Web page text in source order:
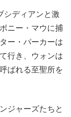
シディアンと激
ニー・マウに捕
ー・パーカーは
行き、ウォンは
ばれる至聖所を
ジャーズたちと